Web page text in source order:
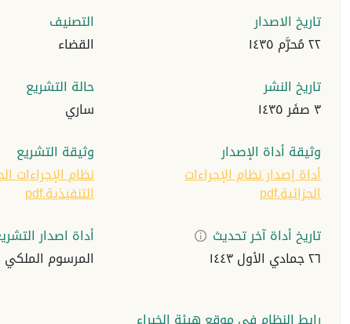
تاريخ الاصدار
٢٢ مُحرَّم ١٤٣٥
التصنيف
القضاء
تاريخ النشر
٣ صفَر ١٤٣٥
حالة التشريع
ساري
وثيقة أداة الإصدار
أداة إصدار نظام الإجراءات
الجزائية.pdf
وثيقة التشريع
نظام الإجراءات
التنفيذية.pdf
تاريخ أداة آخر تحديث
٢٦ جمادي الأول ١٤٤٣
أداة اصدار
المرسوم الملكي